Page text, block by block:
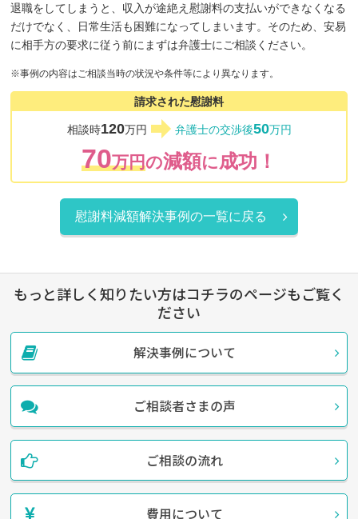
退職をしてしまうと、収入が途絶え慰謝料の支払いができなくなる
だけでなく、日常生活も困難になってしまいます。そのため、安易
に相手方の要求に従う前にまずは弁護士にご相談ください。
※事例の内容はご相談当時の状況や条件等により異なります。
請求された慰謝料
相談時120万円 弁護士の交渉後50万円
70万円の減額に成功！
慰謝料減額解決事例の一覧に戻る
もっと詳しく知りたい方はコチラのページもご覧く
ださい
解決事例について
ご相談者さまの声
ご相談の流れ
費用について